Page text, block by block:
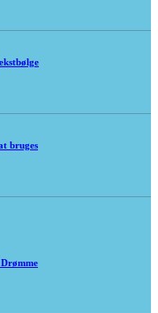
bruges